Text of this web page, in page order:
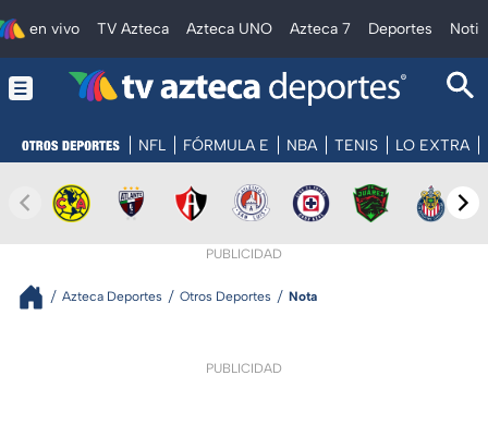
en vivo TV Azteca Azteca UNO Azteca 7 Deportes
NFL FÓRMULA E NBA TENIS LO EXTRA
PUBLICIDAD
Azteca Deportes Otros Deportes Nota
PUBLICIDAD